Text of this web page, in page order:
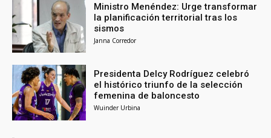
Ministro Menéndez: Urge transformar
la planificación territorial tras los
sismos
Janna Corredor
Presidenta Delcy Rodríguez celebró
el histórico triunfo de la selección
femenina de baloncesto
Wuinder Urbina